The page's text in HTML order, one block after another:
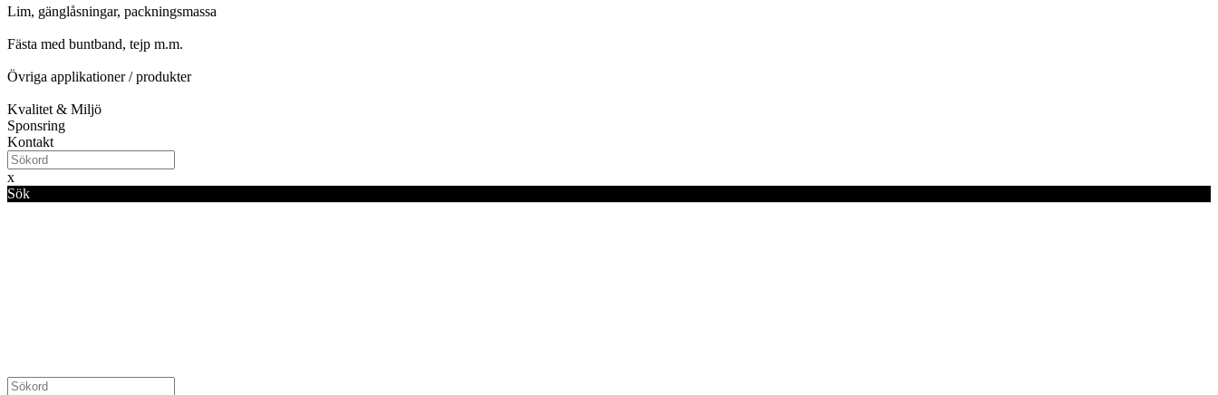
Lim, gänglåsningar, packningsmassa
Fästa med buntband, tejp m.m.
Övriga applikationer / produkter
Kvalitet & Miljö
Sponsring
Kontakt
x
Sök